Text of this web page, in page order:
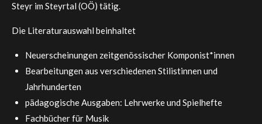
Steyr im Steyrtal (OÖ) tätig.
Die Literaturauswahl beinhaltet
Neuerscheinungen zeitgenössischer Komponist*innen
Bearbeitungen aus verschiedenen Stilistinnen und
Jahrhunderten
pädagogische Ausgaben: Lehrwerke und Spielhefte
Fachbücher für Musik